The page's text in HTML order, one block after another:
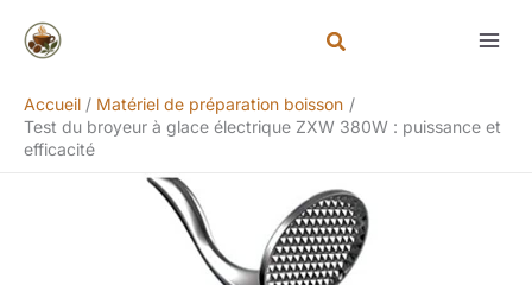
Accueil
Matériel de préparation boisson
Test du broyeur à glace électrique ZXW 380W : puissance et
efficacité